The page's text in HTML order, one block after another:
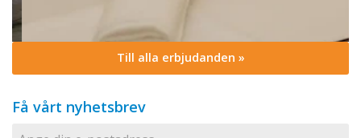
Till alla erbjudanden »
Få vårt nyhetsbrev